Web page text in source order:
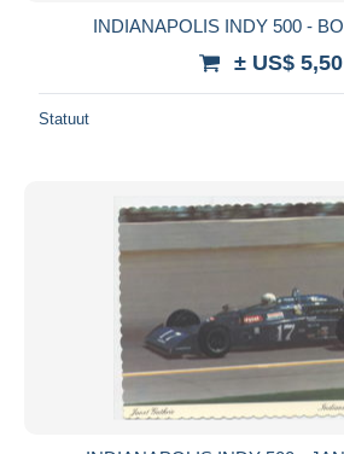
INDIANAPOLIS INDY 500 -
± US$ 5,50
Statuut